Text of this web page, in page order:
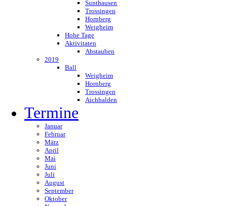
Sunthausen
Trossingen
Hornberg
Weigheim
Hohe Tage
Aktivitaten
Abstauben
2019
Ball
Weigheim
Hornberg
Trossingen
Aichhalden
Termine
Januar
Februar
März
April
Mai
Juni
Juli
August
September
Oktober